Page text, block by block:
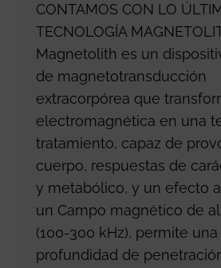
CONTAMOS CON LO
TECNOLOGÍA
Magnetolith es un
de magnetotransducción
extracorpórea que
electromagnética en una
tratamiento, capaz de
cuerpo, respuestas de
y metabólico, y un efecto
un Campo magnético de
(100-300 kHz), permite una
profundidad de